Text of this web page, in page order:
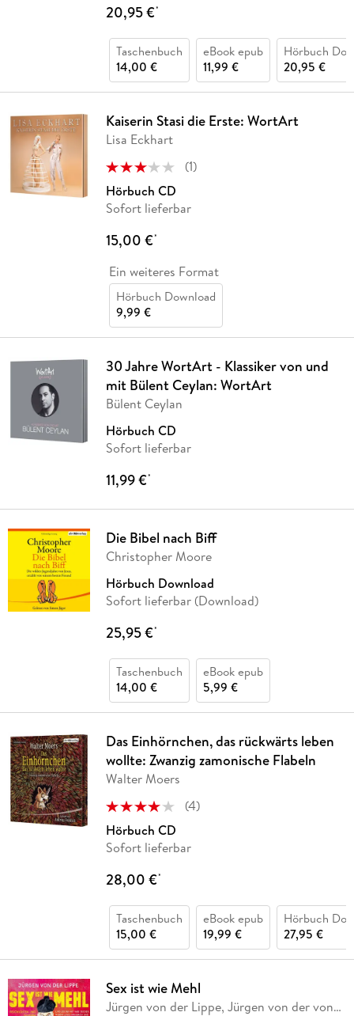
20,95 €*
Taschenbuch
14,00 €
eBook epub
11,99 €
Hörbuch
20,95 €
Kaiserin Stasi die Erste: WortArt
Lisa Eckhart
(1)
Hörbuch CD
Sofort lieferbar
15,00 €*
Ein weiteres Format
Hörbuch Download
9,99 €
30 Jahre WortArt - Klassiker von und
mit Bülent Ceylan: WortArt
Bülent Ceylan
Hörbuch CD
Sofort lieferbar
11,99 €*
Die Bibel nach Biff
Christopher Moore
Hörbuch Download
Sofort lieferbar (Download)
25,95 €*
Taschenbuch
14,00 €
eBook epub
5,99 €
Das Einhörnchen, das rückwärts leben
wollte: Zwanzig zamonische Flabeln
Walter Moers
(4)
Hörbuch CD
Sofort lieferbar
28,00 €*
Taschenbuch
15,00 €
eBook epub
19,99 €
Hörbuch
27,95 €
Sex ist wie Mehl
Jürgen von der Lippe, Jürgen von der von